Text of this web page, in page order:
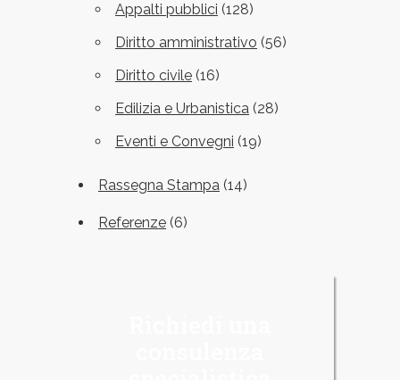
Appalti pubblici (128)
Diritto amministrativo (56)
Diritto civile (16)
Edilizia e Urbanistica (28)
Eventi e Convegni (19)
Rassegna Stampa (14)
Referenze (6)